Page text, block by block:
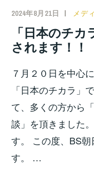
募
集
終
了
ま
す！！
2024年8月21日
小
宮
位
之
メデ
「日本のチ
されます！！
７月２０日を中心
「日本のチカラ」
て、多くの方から
談」を頂きました
す。 この度、BS
す。 …